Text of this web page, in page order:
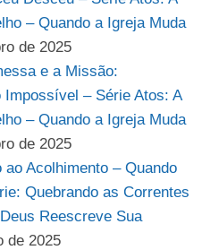
– Quando a Igreja Muda
de 2025
e a Missão:
Impossível – Série Atos: A
– Quando a Igreja Muda
de 2025
ao Acolhimento – Quando
Quebrando as Correntes
Reescreve Sua
de 2025